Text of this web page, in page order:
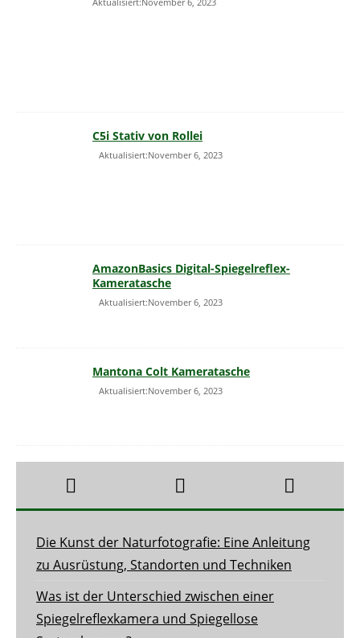
C5i Stativ von Rollei
Aktualisiert:November 6, 2023
AmazonBasics Digital-Spiegelreflex-
Kameratasche
Aktualisiert:November 6, 2023
Mantona Colt Kameratasche
Aktualisiert:November 6, 2023
Die Kunst der Naturfotografie: Eine Anleitung
zu Ausrüstung, Standorten und Techniken
Was ist der Unterschied zwischen einer
Spiegelreflexkamera und Spiegellose